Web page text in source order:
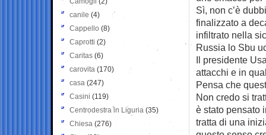
Sì, non c’è
finalizzato a
infiltrato nella
Russia lo Sbu
Il presidente
attacchi e in
Pensa che
Non credo si
è stato pensato
tratta di una
canile (4)
Cappello (8)
Caprotti (2)
Caritas (6)
carovita (170)
casa (247)
Casini (119)
Centrodestra in Liguria (35)
Chiesa (276)